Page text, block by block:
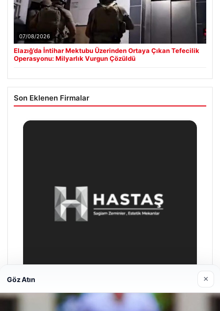
07/08/2026
Elazığ’da İntihar Mektubu Üzerinden Ortaya Çıkan Tefecilik
Operasyonu: Milyarlık Vurgun Çözüldü
Son Eklenen Firmalar
Göz Atın ×